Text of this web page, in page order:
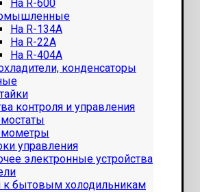
На R-600
На R-134A
На R-22A
На R-404A
конденсаторы
контроля и управления
управления
электронные устройства
к бытовым холодильникам